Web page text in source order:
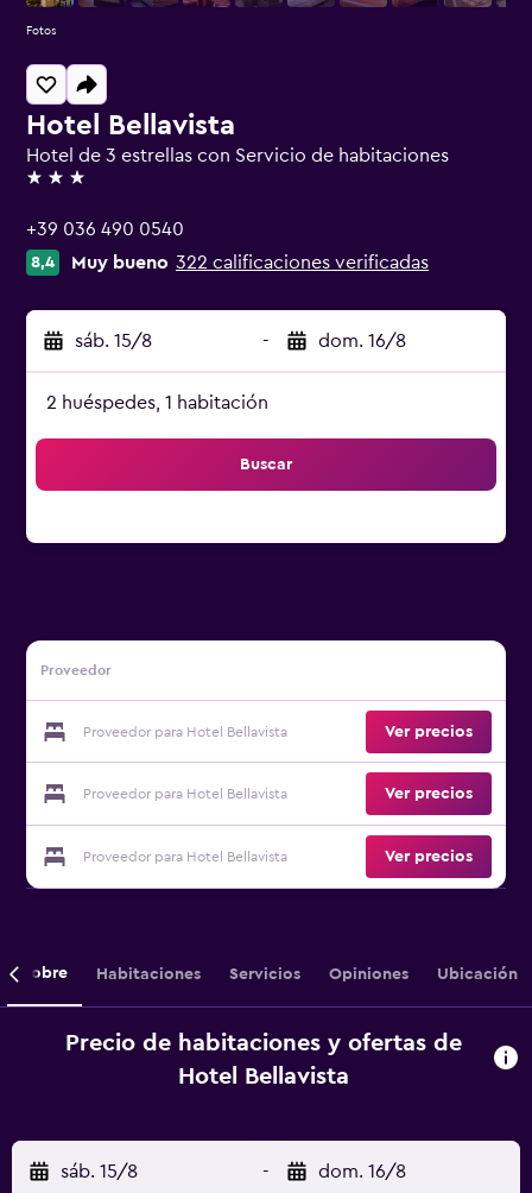
Hotel Bellavista
Hotel de 3 estrellas con Servicio de habitaciones
3 estrellas
+39 036 490 0540
8,4 Muy bueno 322 calificaciones verificadas
sáb. 15/8 - dom. 16/8
2 huéspedes, 1 habitación
Buscar
Proveedor
Proveedor para Hotel Bellavista Ver precios
Proveedor para Hotel Bellavista Ver precios
Proveedor para Hotel Bellavista Ver precios
Fotos
Sobre Habitaciones Servicios Opiniones Ubicación
Precio de habitaciones y ofertas de
Hotel Bellavista
sáb. 15/8 - dom. 16/8